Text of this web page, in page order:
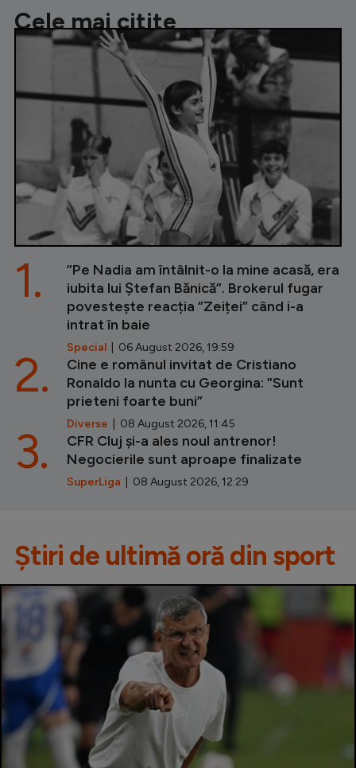
Cele mai citite
”Pe Nadia am întâlnit-o la mine acasă, era
iubita lui Ștefan Bănică”. Brokerul fugar
povestește reacția ”Zeiței” când i-a
intrat în baie
Special | 06 August 2026, 19:59
1.
Cine e românul invitat de Cristiano
Ronaldo la nunta cu Georgina: ”Sunt
prieteni foarte buni”
Diverse | 08 August 2026, 11:45
2.
CFR Cluj și-a ales noul antrenor!
Negocierile sunt aproape finalizate
SuperLiga | 08 August 2026, 12:29
3.
Știri de ultimă oră din sport